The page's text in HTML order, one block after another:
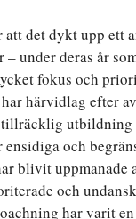
att det dykt upp ett
under deras år
fokus och
härvidlag efter
och
blivit
och
har varit